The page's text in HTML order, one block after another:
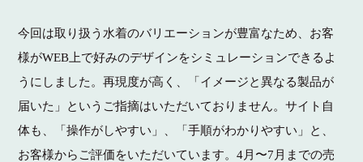
今回は取り扱う水着のバリエーションが豊富なため、お客
様がWEB上で好みのデザインをシミュレーションできるよ
うにしました。再現度が高く、「イメージと異なる製品が
届いた」というご指摘はいただいておりません。サイト自
体も、「操作がしやすい」、「手順がわかりやすい」と、
お客様からご評価をいただいています。4月〜7月までの売